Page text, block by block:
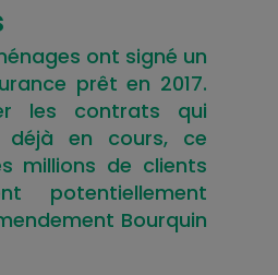
ont signé un
prêt en 2017.
les contrats qui
déjà en cours, ce
millions de clients
potentiellement
Bourquin